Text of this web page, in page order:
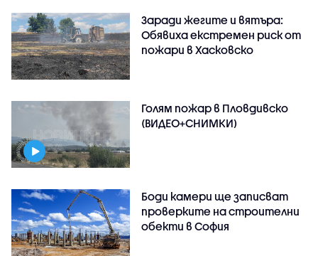
Заради жегите и вятъра:
Обявиха екстремен риск от
пожари в Хасковско
Голям пожар в Пловдивско
(ВИДЕО+СНИМКИ)
Боди камери ще записват
проверките на строителни
обекти в София